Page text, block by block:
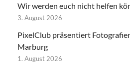
Wir werden euch nicht helfen
3. August 2026
PixelClub präsentiert
Marburg
1. August 2026